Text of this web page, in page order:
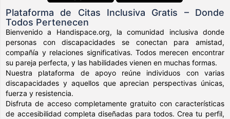
Plataforma de Citas Inclusiva Gratis – Donde
Todos Pertenecen
Bienvenido a Handispace.org, la comunidad inclusiva donde
personas con discapacidades se conectan para amistad,
compañía y relaciones significativas. Todos merecen encontrar
su pareja perfecta, y las habilidades vienen en muchas formas.
Nuestra plataforma de apoyo reúne individuos con varias
discapacidades y aquellos que aprecian perspectivas únicas,
fuerza y resistencia.
Disfruta de acceso completamente gratuito con características
de accesibilidad completa diseñadas para todos. Crea tu perfil,